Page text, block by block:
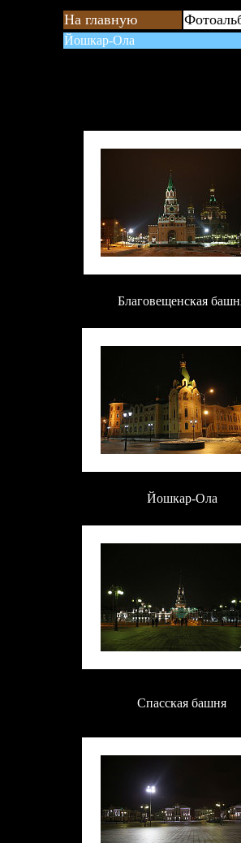
На главную
Йошкар-Ола
Благовещенская
Йошкар-Ола
Спасская башня